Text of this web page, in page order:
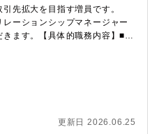
を大切にするフラットな組織
やる気がある方にはどんどんチ
人の裁量が大きく、自ら考え
先拡大を目指す増員です。
レーションシップマネージャー
ます。【具体的職務内容】■新
徴】◆法人向け融資および個人
業向け融資、具体的には、工
産ファイナンスに関するニー
サービスを提供いたします。
てオンボーディングを通して
更新日 2026.06.25